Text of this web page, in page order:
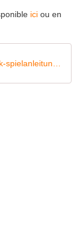
ici ou en